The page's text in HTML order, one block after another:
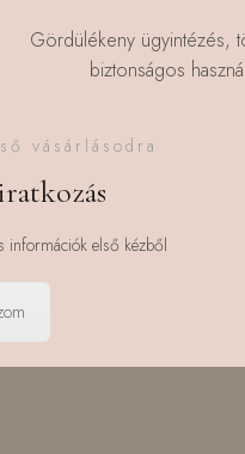
Gördülékeny ügyintézés,
biztonságos
vásárlásodra
információk első kézből